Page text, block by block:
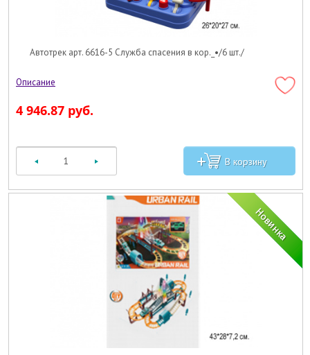
Автотрек арт. 6616-5 Служба спасения в кор._•/6 шт./
4 946.87 руб.